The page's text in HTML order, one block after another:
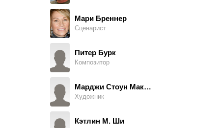
Тед Спикер
Cara Briese
Jb Flinn
Мари Бреннер
Сценарист
Питер Бурк
Композитор
Марджи Стоун МакШирли
Художник
Кэтлин М. Ши